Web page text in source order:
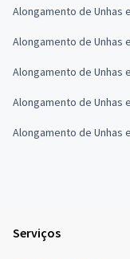
Alongamento de Unhas
Alongamento de Unhas
Alongamento de Unhas
Alongamento de Unhas
Alongamento de Unhas
Serviços